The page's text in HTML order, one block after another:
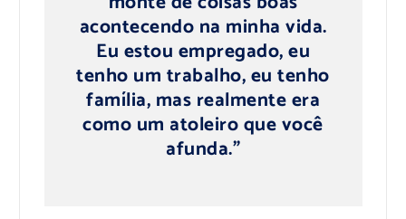
acontecendo na minha vida.
Eu estou empregado, eu
tenho um trabalho, eu tenho
família, mas realmente era
como um atoleiro que você
afunda.”